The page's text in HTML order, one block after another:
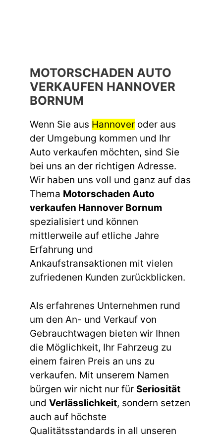
MOTORSCHADEN AUTO
VERKAUFEN HANNOVER
BORNUM
Wenn Sie aus Hannover oder aus
der Umgebung kommen und Ihr
Auto verkaufen möchten, sind Sie
bei uns an der richtigen Adresse.
Wir haben uns voll und ganz auf das
Thema Motorschaden Auto
verkaufen Hannover Bornum
spezialisiert und können
mittlerweile auf etliche Jahre
Erfahrung und
Ankaufstransaktionen mit vielen
zufriedenen Kunden zurückblicken.
Als erfahrenes Unternehmen rund
um den An- und Verkauf von
Gebrauchtwagen bieten wir Ihnen
die Möglichkeit, Ihr Fahrzeug zu
einem fairen Preis an uns zu
verkaufen. Mit unserem Namen
bürgen wir nicht nur für Seriosität
und Verlässlichkeit, sondern setzen
auch auf höchste
Qualitätsstandards in all unseren